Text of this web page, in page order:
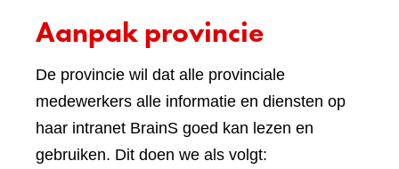
Aanpak provincie
De provincie wil dat alle provinciale
medewerkers alle informatie en diensten op
haar intranet BrainS goed kan lezen en
gebruiken. Dit doen we als volgt: